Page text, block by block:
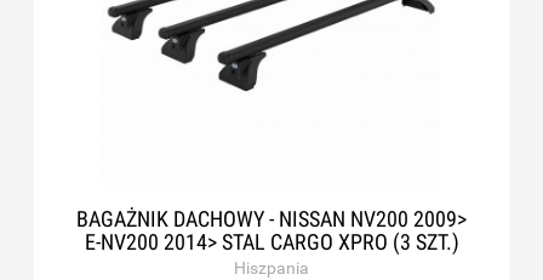
BAGAŻNIK DACHOWY - NISSAN NV200 2009>
E-NV200 2014> STAL CARGO XPRO (3 SZT.)
Hiszpania